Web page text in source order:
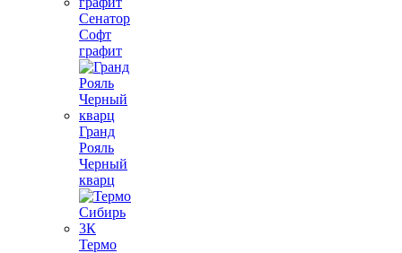
Сенатор
Софт
графит
Гранд
Рояль
Черный
кварц
Термо